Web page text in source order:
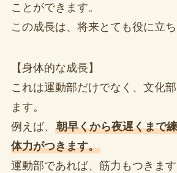
ことができます。
この成長は、将来とても役に立ち
【身体的な成長】
これは運動部だけでなく、文化
ます。
例えば、 朝早くから夜遅くまで
体力がつきます。
運動部であれば、筋力もつきます